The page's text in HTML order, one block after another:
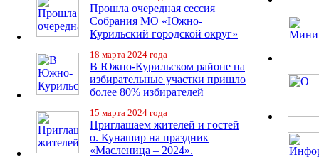
Прошла очередная сессия
Собрания МО «Южно-
Курильский городской округ»
18 марта 2024 года
В Южно-Курильском районе на
избирательные участки пришло
более 80% избирателей
15 марта 2024 года
Приглашаем жителей и гостей
о. Кунашир на праздник
«Масленица – 2024».